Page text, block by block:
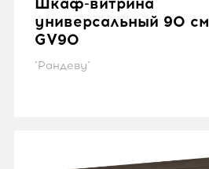
универсальный 90 см
GV90
"Рандеву"